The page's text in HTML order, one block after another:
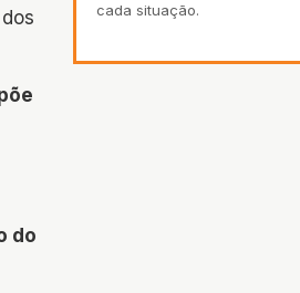
do
cada situação.